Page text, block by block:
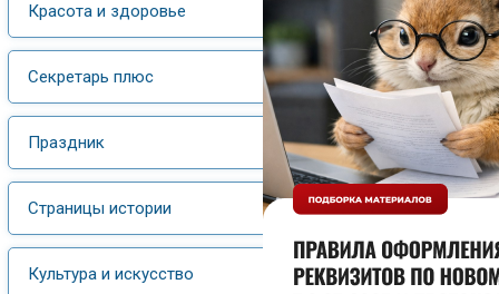
Красота и здоровье
Секретарь плюс
Праздник
Страницы истории
Культура и искусство